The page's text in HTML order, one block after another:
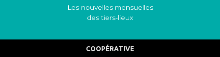
Les nouvelles mensuelles
des tiers-lieux
COOPÉRATIVE